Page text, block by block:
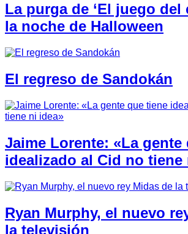
La purga de ‘El juego del
la noche de Halloween
El regreso de Sandokán
Jaime Lorente: «La gente
idealizado al Cid no tiene
Ryan Murphy, el nuevo
la televisión